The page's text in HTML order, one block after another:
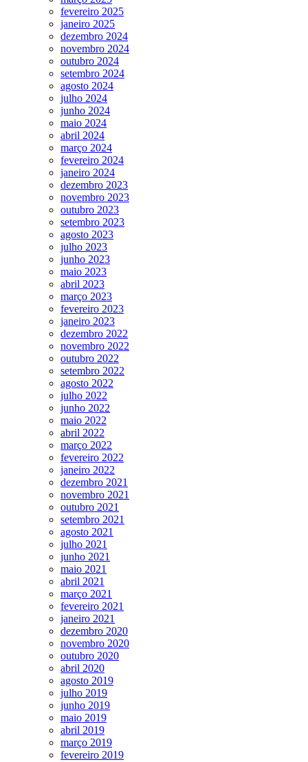
fevereiro 2025
janeiro 2025
dezembro 2024
novembro 2024
outubro 2024
setembro 2024
agosto 2024
julho 2024
junho 2024
maio 2024
abril 2024
março 2024
fevereiro 2024
janeiro 2024
dezembro 2023
novembro 2023
outubro 2023
setembro 2023
agosto 2023
julho 2023
junho 2023
maio 2023
abril 2023
março 2023
fevereiro 2023
janeiro 2023
dezembro 2022
novembro 2022
outubro 2022
setembro 2022
agosto 2022
julho 2022
junho 2022
maio 2022
abril 2022
março 2022
fevereiro 2022
janeiro 2022
dezembro 2021
novembro 2021
outubro 2021
setembro 2021
agosto 2021
julho 2021
junho 2021
maio 2021
abril 2021
março 2021
fevereiro 2021
janeiro 2021
dezembro 2020
novembro 2020
outubro 2020
abril 2020
agosto 2019
julho 2019
junho 2019
maio 2019
abril 2019
março 2019
fevereiro 2019